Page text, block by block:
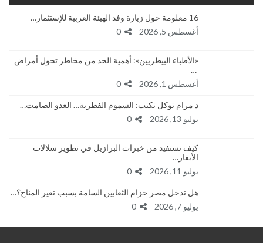
16 معلومة حول زيارة وفد الهيئة العربية للإستثمار…
أغسطس 5, 2026
«الأطباء البيطريين»: أهمية الحد من مخاطر تحول أمراض
…
أغسطس 1, 2026
د مرام توكل تكتب: السموم الفطرية… العدو الصامت…
يوليو 13, 2026
كيف نستفيد من خبرات البرازيل في تطوير سلالات
الأبقار…
يوليو 11, 2026
هل تدخل مصر حزام الثعابين السامة بسبب تغير المناخ؟…
يوليو 7, 2026